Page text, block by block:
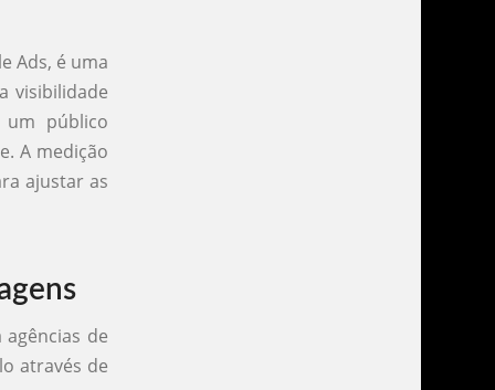
Ads, é uma
visibilidade
um público
A medição
ajustar as
de
através de